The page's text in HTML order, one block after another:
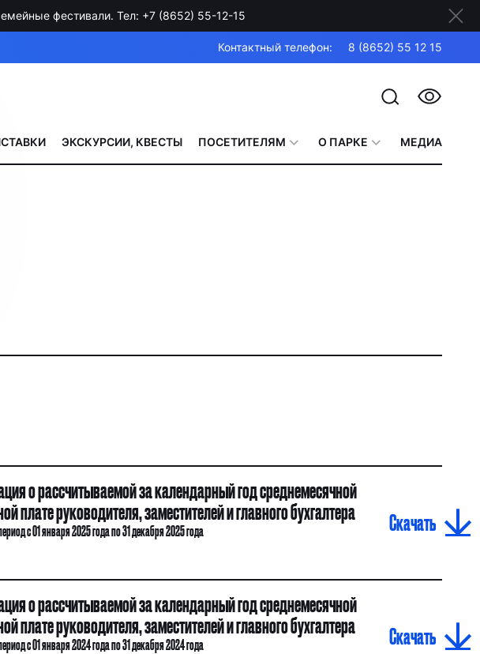
фестивали. Тел: +7 (8652) 55-12-15
Контактный телефон: 8 (8652) 55 12 15
ЭКСКУРСИИ, КВЕСТЫ ПОСЕТИТЕЛЯМ О ПАРКЕ МЕДИА
о рассчитываемой за календарный год среднемесячной
плате руководителя, заместителей и главного бухгалтера
с 01 января 2025 года по 31 декабря 2025 года Скачать
о рассчитываемой за календарный год среднемесячной
плате руководителя, заместителей и главного бухгалтера
с 01 января 2024 года по 31 декабря 2024 года Скачать